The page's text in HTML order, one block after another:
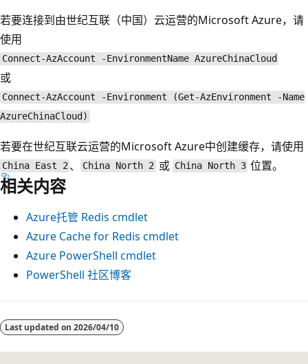
若要连接到由世纪互联（中国）云运营的Microsoft Azure，请
使用
Connect-AzAccount -EnvironmentName AzureChinaCloud
或
Connect-AzAccount -Environment (Get-AzEnvironment -Name
AzureChinaCloud)
若要在世纪互联云运营的Microsoft Azure中创建缓存，请使用
China East 2 、 China North 2 或 China North 3 位置。
相关内容
Azure托管 Redis cmdlet
Azure Cache for Redis cmdlet
Azure PowerShell cmdlet
PowerShell 社区博客
Last updated on 2026/04/10